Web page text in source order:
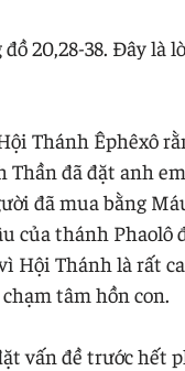
20,28-38. Đây là
Thánh Êphêxô
đã đặt anh
đã mua bằng
của thánh Phaolô
Hội Thánh là rất
tâm hồn con.
vấn đề trước hết